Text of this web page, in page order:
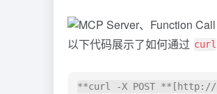
以下代码展示了如何通过 curl
**curl -X POST **[http://